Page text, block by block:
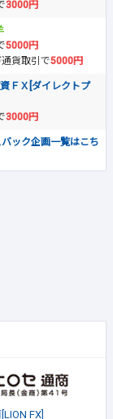
3000円
5000円
貨取引で5000円
ＦＸ[ダイレクトプ
3000円
バック企画一覧はこち
FX]